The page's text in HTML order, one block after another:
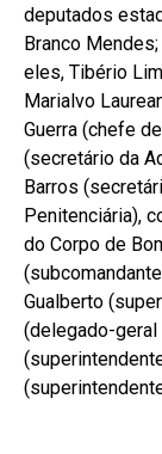
deputados
Branco
eles, Tibério
Marialvo
Guerra (chefe
(secretário da
Barros
Penitenciária),
do Corpo de
Gualberto
(delegado-geral